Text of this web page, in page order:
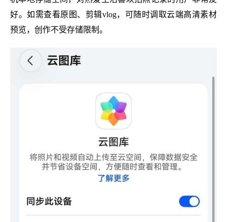
好。如需查看原图、剪辑vlog，可随时调取云端高清素材
预览，创作不受存储限制。